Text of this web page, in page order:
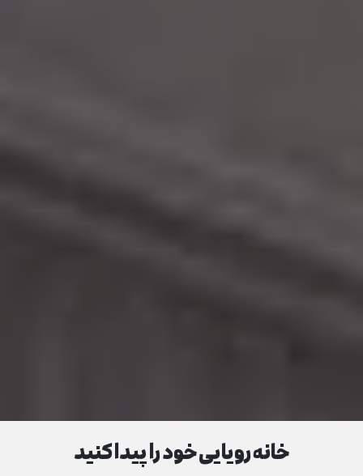
خانه رویایی خود را پیدا کنید